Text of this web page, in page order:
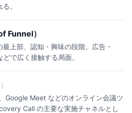
。
Funnel）
上部、認知・興味の段階。広告・
で広く接触する局面。
Google Meet などのオンライン会議ツ
Call の主要な実施チャネルとし